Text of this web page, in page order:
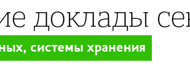
доклады
системы хранения